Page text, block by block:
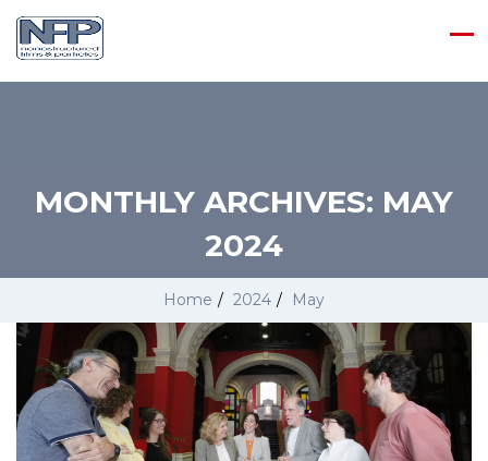
MONTHLY ARCHIVES: MAY
2024
Home / 2024 / May